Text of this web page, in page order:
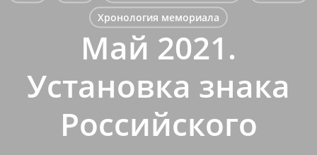
Хронология мемориала
Май 2021.
Установка знака
Российского